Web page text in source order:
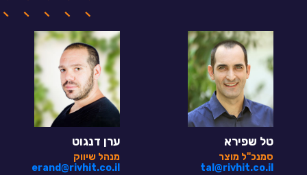
טל שפירא
סמנכ"ל מוצר
tal@rivhit.co.il
ערן דנגוט
מנהל שיווק
erand@rivhit.co.il